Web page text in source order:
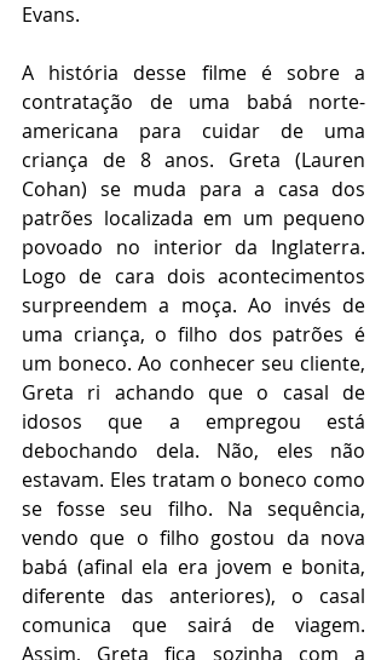
Evans.
A história desse filme é sobre a
contratação de uma babá norte-
americana para cuidar de uma
criança de 8 anos. Greta (Lauren
Cohan) se muda para a casa dos
patrões localizada em um pequeno
povoado no interior da Inglaterra.
Logo de cara dois acontecimentos
surpreendem a moça. Ao invés de
uma criança, o filho dos patrões é
um boneco. Ao conhecer seu cliente,
Greta ri achando que o casal de
idosos que a empregou está
debochando dela. Não, eles não
estavam. Eles tratam o boneco como
se fosse seu filho. Na sequência,
vendo que o filho gostou da nova
babá (afinal ela era jovem e bonita,
diferente das anteriores), o casal
comunica que sairá de viagem.
Assim, Greta fica sozinha com a